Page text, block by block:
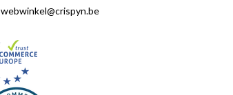
webwinkel@crispyn.be